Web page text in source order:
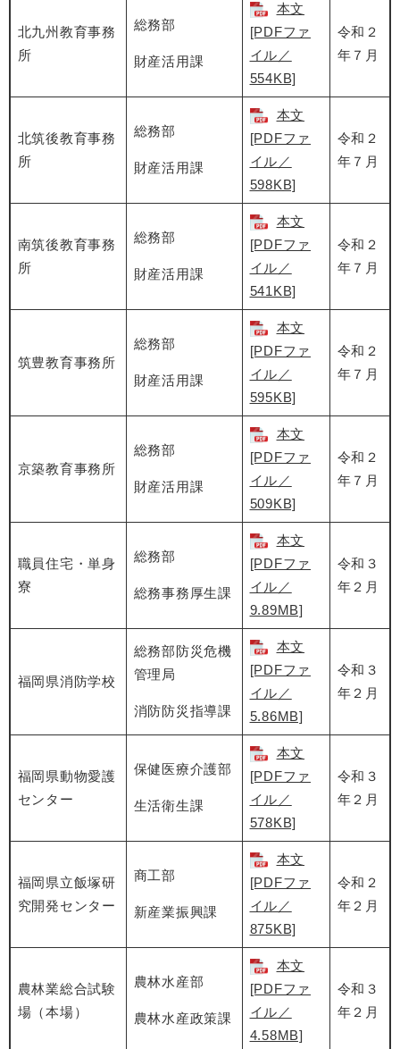
北九州教育事務
所
総務部
財産活用課
本文
[PDFファ
イル／
554KB]
令和２
年７月
北筑後教育事務
所
総務部
財産活用課
本文
[PDFファ
イル／
598KB]
令和２
年７月
南筑後教育事務
所
総務部
財産活用課
本文
[PDFファ
イル／
541KB]
令和２
年７月
筑豊教育事務所
総務部
財産活用課
本文
[PDFファ
イル／
595KB]
令和２
年７月
京築教育事務所
総務部
財産活用課
本文
[PDFファ
イル／
509KB]
令和２
年７月
職員住宅・単身
寮
総務部
総務事務厚生課
本文
[PDFファ
イル／
9.89MB]
令和３
年２月
福岡県消防学校
総務部防災危機
管理局
消防防災指導課
本文
[PDFファ
イル／
5.86MB]
令和３
年２月
福岡県動物愛護
センター
保健医療介護部
生活衛生課
本文
[PDFファ
イル／
578KB]
令和３
年２月
福岡県立飯塚研
究開発センター
商工部
新産業振興課
本文
[PDFファ
イル／
875KB]
令和２
年２月
農林業総合試験
場（本場）
農林水産部
農林水産政策課
本文
[PDFファ
イル／
4.58MB]
令和３
年２月